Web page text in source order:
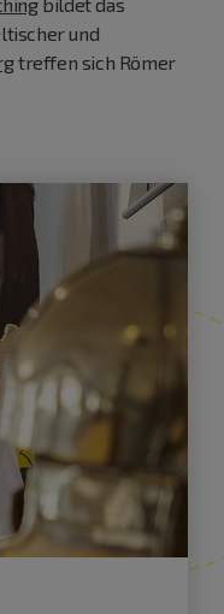
bildet das
und
treffen sich Römer